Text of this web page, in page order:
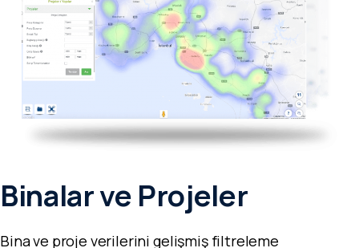
Binalar ve Projeler
Bina ve proje verilerini gelişmiş filtreleme